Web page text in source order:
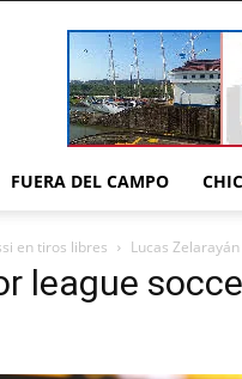
FUERA DEL CAMPO
en tiros libres Lucas
league